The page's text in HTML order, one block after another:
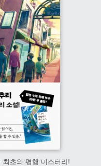
초의 평행 미스터리!